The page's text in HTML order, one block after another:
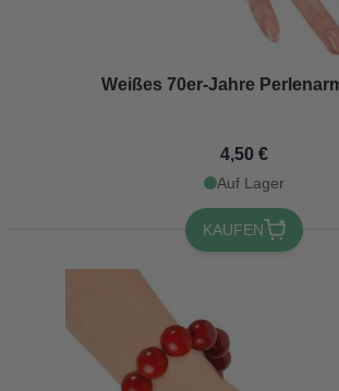
Weißes 70er-Jahre
4,50 €
Auf Lager
KAUFEN